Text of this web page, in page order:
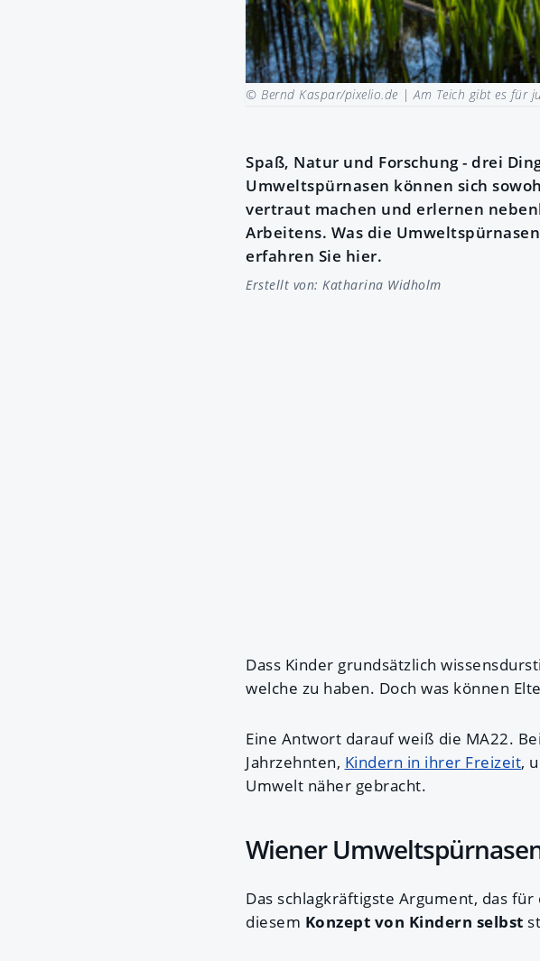
© Bernd Kaspar/pixelio.de |Am Teich gibt es für
Spaß, Natur und Forschung - drei
Umweltspürnasen können sich
vertraut machen und erlernen
Arbeitens. Was die
erfahren Sie hier.
Erstellt von: Katharina Widholm
Dass Kinder grundsätzlich
welche zu haben. Doch was können
Eine Antwort darauf weiß die MA22.
Jahrzehnten, Kindern in ihrer Freizeit,
Umwelt näher gebracht.
Wiener
Das schlagkräftigste Argument, das
diesem Konzept von Kindern selbst